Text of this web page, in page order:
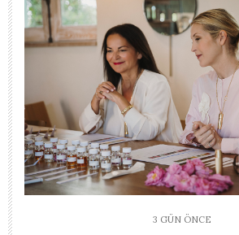
3 GÜN ÖNCE